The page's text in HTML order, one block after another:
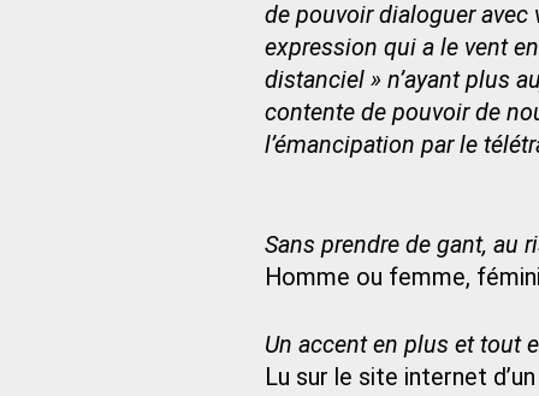
de pouvoir dialoguer avec
expression qui a le vent
distanciel » n’ayant plus
contente de pouvoir de
l’émancipation par le
Sans prendre de gant, au
Homme ou femme,
Un accent en plus et tout
Lu sur le site internet